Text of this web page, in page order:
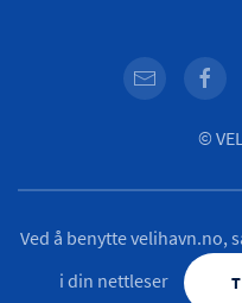
©
Ved å benytte velihavn.no,
i din nettleser